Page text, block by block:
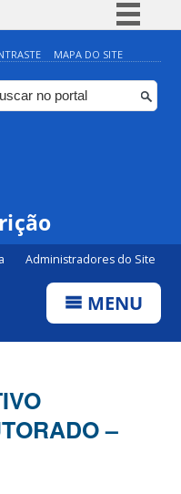
Simplifique!
Comunica BR
Participe
MAPA DO SITE
Administradores do Site
MENU
–